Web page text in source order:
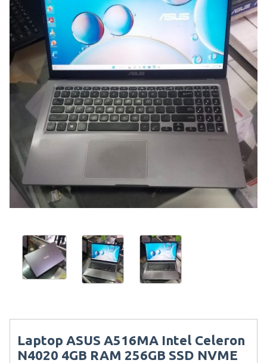
Laptop ASUS A516MA Intel Celeron
N4020 4GB RAM 256GB SSD NVME